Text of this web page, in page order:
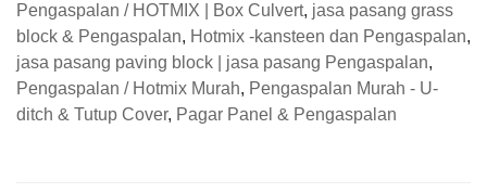
Pengaspalan / HOTMIX | Box Culvert, jasa pasang grass
block & Pengaspalan, Hotmix -kansteen dan Pengaspalan,
jasa pasang paving block | jasa pasang Pengaspalan,
Pengaspalan / Hotmix Murah, Pengaspalan Murah - U-
ditch & Tutup Cover, Pagar Panel & Pengaspalan